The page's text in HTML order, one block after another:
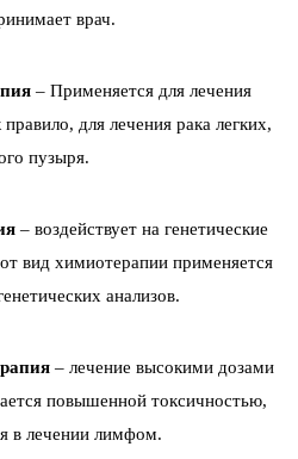
врач.
– Применяется для лечения
для лечения рака легких,
пузыря.
– воздействует на генетические
вид химиотерапии применяется
анализов.
– лечение высокими дозами
повышенной токсичностью,
в лечении лимфом.